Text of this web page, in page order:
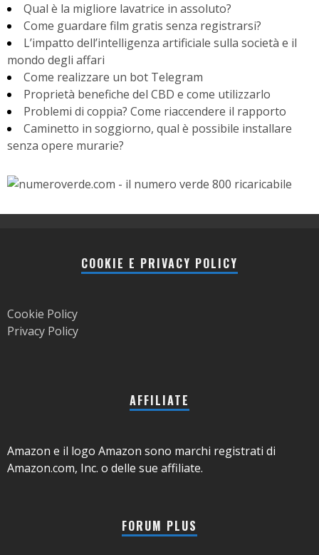
Qual è la migliore lavatrice in assoluto?
Come guardare film gratis senza registrarsi?
L’impatto dell’intelligenza artificiale sulla società e il
mondo degli affari
Come realizzare un bot Telegram
Proprietà benefiche del CBD e come utilizzarlo
Problemi di coppia? Come riaccendere il rapporto
Caminetto in soggiorno, qual è possibile installare
senza opere murarie?
COOKIE E PRIVACY POLICY
Cookie Policy
Privacy Policy
AFFILIATE
Amazon e il logo Amazon sono marchi registrati di
Amazon.com, Inc. o delle sue affiliate.
FORUM PLUS